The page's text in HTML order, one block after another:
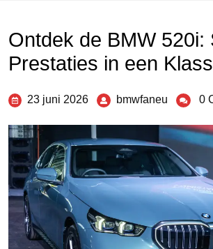
Ontdek de BMW 520i:
Prestaties in een
23 juni 2026 bmwfaneu 0